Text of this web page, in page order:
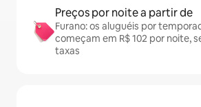
Preços por noite a partir de
Furano: os aluguéis por
começam em R$ 102 por noite,
taxas